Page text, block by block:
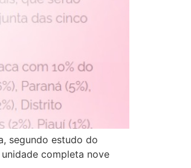
segundo estudo do
completa nove